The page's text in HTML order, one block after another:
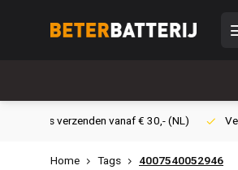
Verzendkosten € 2,95 (NL)
Home Tags 4007540052946